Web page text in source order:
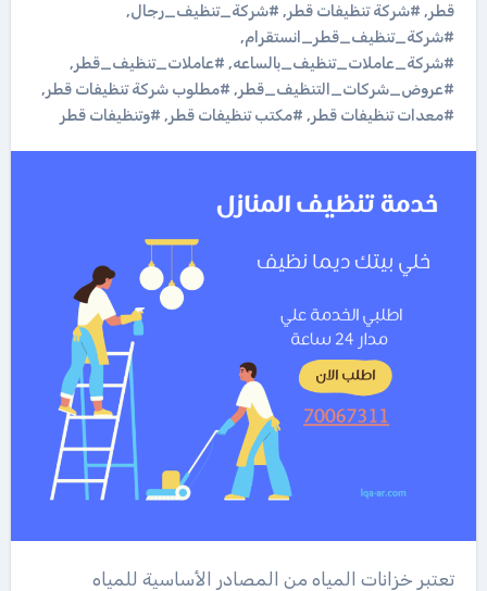
قطر, #شركة تنظيفات قطر, #شركة_تنظيف_رجال,
#شركة_تنظيف_قطر_انستقرام,
#شركة_عاملات_تنظيف_بالساعه, #عاملات_تنظيف_قطر,
#عروض_شركات_التنظيف_قطر, #مطلوب شركة تنظيفات قطر,
#معدات تنظيفات قطر, #مكتب تنظيفات قطر, #وتنظيفات قطر
تعتبر خزانات المياه من المصادر الأساسية للمياه